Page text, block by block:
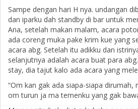
Sampe dengan hari H nya. undangan
dan iparku dah standby di bar untuk
Ana, setelah makan malam, acara
ada coreng muka pake krim kue yang
acara abg. Setelah itu adikku dan
selanjutnya adalah acara buat para
stay, dia tajut kalo ada acara yang
“Om kan gak ada siapa-siapa dirumah,
om turun ja ma temenku yang gak